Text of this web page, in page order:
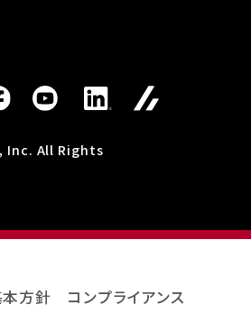
Inc. All Rights
本方針
コンプライアンス